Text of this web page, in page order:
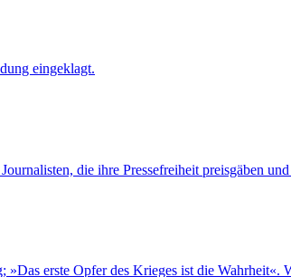
eingeklagt.
die ihre Pressefreiheit preisgäben
»Das erste Opfer des Krieges ist die